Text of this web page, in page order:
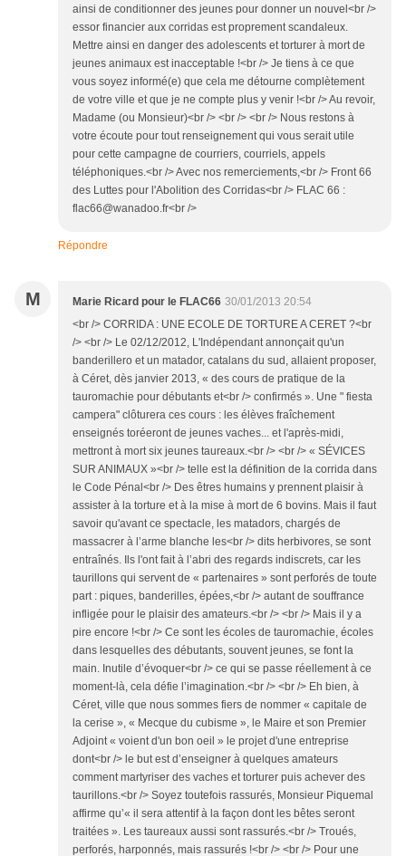
ainsi de conditionner des jeunes pour donner un nouvel<br />
essor financier aux corridas est proprement scandaleux.
Mettre ainsi en danger des adolescents et torturer à mort de
jeunes animaux est inacceptable !<br /> Je tiens à ce que
vous soyez informé(e) que cela me détourne complètement
de votre ville et que je ne compte plus y venir !<br /> Au revoir,
Madame (ou Monsieur)<br /> <br /> <br /> Nous restons à
votre écoute pour tout renseignement qui vous serait utile
pour cette campagne de courriers, courriels, appels
téléphoniques.<br /> Avec nos remerciements,<br /> Front 66
des Luttes pour l'Abolition des Corridas<br /> FLAC 66 :
flac66@wanadoo.fr<br />
Répondre
M Marie Ricard pour le FLAC66 30/01/2013 20:54
<br /> CORRIDA : UNE ECOLE DE TORTURE A CERET ?<br
/> <br /> Le 02/12/2012, L'Indépendant annonçait qu'un
banderillero et un matador, catalans du sud, allaient proposer,
à Céret, dès janvier 2013, « des cours de pratique de la
tauromachie pour débutants et<br /> confirmés ». Une " fiesta
campera" clôturera ces cours : les élèves fraîchement
enseignés toréeront de jeunes vaches... et l'après-midi,
mettront à mort six jeunes taureaux.<br /> <br /> « SÉVICES
SUR ANIMAUX »<br /> telle est la définition de la corrida dans
le Code Pénal<br /> Des êtres humains y prennent plaisir à
assister à la torture et à la mise à mort de 6 bovins. Mais il faut
savoir qu'avant ce spectacle, les matadors, chargés de
massacrer à l’arme blanche les<br /> dits herbivores, se sont
entraînés. Ils l'ont fait à l’abri des regards indiscrets, car les
taurillons qui servent de « partenaires » sont perforés de toute
part : piques, banderilles, épées,<br /> autant de souffrance
infligée pour le plaisir des amateurs.<br /> <br /> Mais il y a
pire encore !<br /> Ce sont les écoles de tauromachie, écoles
dans lesquelles des débutants, souvent jeunes, se font la
main. Inutile d’évoquer<br /> ce qui se passe réellement à ce
moment-là, cela défie l’imagination.<br /> <br /> Eh bien, à
Céret, ville que nous sommes fiers de nommer « capitale de
la cerise », « Mecque du cubisme », le Maire et son Premier
Adjoint « voient d'un bon oeil » le projet d'une entreprise
dont<br /> le but est d’enseigner à quelques amateurs
comment martyriser des vaches et torturer puis achever des
taurillons.<br /> Soyez toutefois rassurés, Monsieur Piquemal
affirme qu’« il sera attentif à la façon dont les bêtes seront
traitées ». Les taureaux aussi sont rassurés.<br /> Troués,
perforés, harponnés, mais rassurés !<br /> <br /> Pour une